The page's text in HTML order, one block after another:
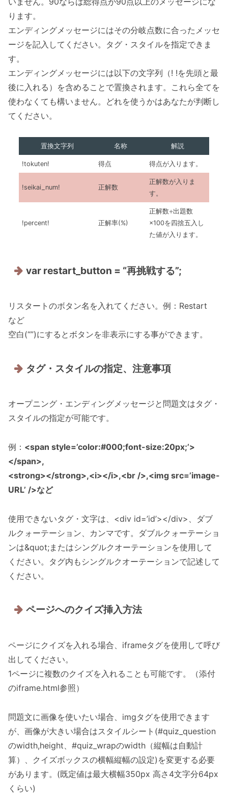
ります。
エンディングメッセージにはその分岐点数に合ったメッセ
ージを記入してください。タグ・スタイルを指定できま
す。
エンディングメッセージには以下の文字列（! !を先頭と最
後に入れる）を含めることで置換されます。これら全てを
使わなくても構いません。どれを使うかはあなたが判断し
てください。
置換文字列 名称 解説
!tokuten! 得点 得点が入ります。
!seikai_num! 正解数
正解数が入りま
す。
!percent! 正解率(%)
正解数÷出題数
×100を四捨五入し
た値が入ります。
var restart_button = “再挑戦する”;
リスタートのボタン名を入れてください。例：Restart
など
空白(“”)にするとボタンを非表示にする事ができます。
タグ・スタイルの指定、注意事項
オープニング・エンディングメッセージと問題文はタグ・
スタイルの指定が可能です。
例： <span style=’color:#000;font-size:20px;’>
</span>,
<strong></strong>,<i></i>,<br />,<img src=’image-
URL’ />など
使用できないタグ・文字は、<div id=’id’></div>、ダブ
ルクォーテーション、カンマです。ダブルクォーテーショ
ンは&quot;またはシングルクオーテーションを使用して
ください。タグ内もシングルクオーテーションで記述して
ください。
ページへのクイズ挿入方法
ページにクイズを入れる場合、iframeタグを使用して呼び
出してください。
1ページに複数のクイズを入れることも可能です。（添付
のiframe.html参照）
問題文に画像を使いたい場合、imgタグを使用できます
が、画像が大きい場合はスタイルシート(#quiz_question
のwidth,height、#quiz_wrapのwidth（縦幅は自動計
算）、クイズボックスの横幅縦幅の設定)を変更する必要
があります。(既定値は最大横幅350px 高さ4文字分64px
くらい)